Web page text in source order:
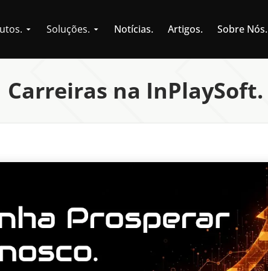
Soluções. Notícias. Artigos. Sobre Nós.
Carreiras na InPlaySoft.